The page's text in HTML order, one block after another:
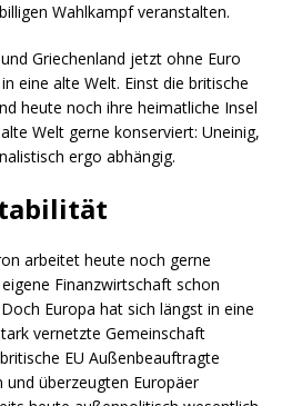
Wahlkampf veranstalten.
Griechenland jetzt ohne Euro
eine alte Welt. Einst die britische
heute noch ihre heimatliche Insel
Welt gerne konserviert: Uneinig,
ergo abhängig.
arbeitet heute noch gerne
Finanzwirtschaft schon
Europa hat sich längst in eine
vernetzte Gemeinschaft
EU Außenbeauftragte
überzeugten Europäer